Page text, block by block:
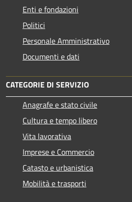
Enti e fondazioni
Politici
Personale Amministrativo
Documenti e dati
CATEGORIE DI SERVIZIO
Anagrafe e stato civile
Cultura e tempo libero
Vita lavorativa
Imprese e Commercio
Catasto e urbanistica
Mobilità e trasporti